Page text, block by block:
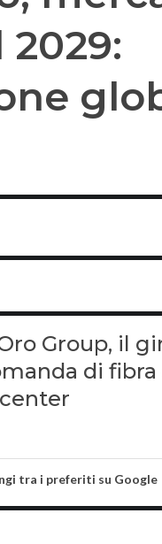
Group, il
di
tra i preferiti su Google